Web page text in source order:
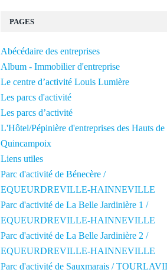
PAGES
Abécédaire des entreprises
Album - Immobilier d'entreprise
Le centre d’activité Louis Lumière
Les parcs d'activité
Les parcs d’activité
L'Hôtel/Pépinière d'entreprises des Hauts de
Quincampoix
Liens utiles
Parc d'activité de Bénecère /
EQUEURDREVILLE-HAINNEVILLE
Parc d'activité de La Belle Jardinière 1 /
EQUEURDREVILLE-HAINNEVILLE
Parc d'activité de La Belle Jardinière 2 /
EQUEURDREVILLE-HAINNEVILLE
Parc d'activité de Sauxmarais /